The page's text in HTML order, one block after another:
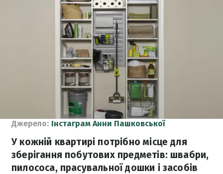
Джерело: Інстаграм Анни Пашковської
У кожній квартирі потрібно місце для
зберігання побутових предметів: швабри,
пилососа, прасувальної дошки і засобів